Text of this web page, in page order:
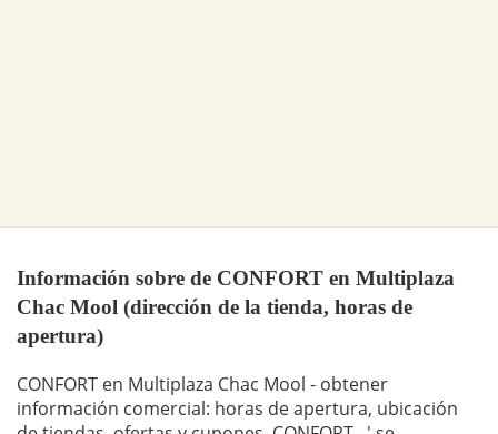
Información sobre de CONFORT en Multiplaza
Chac Mool (dirección de la tienda, horas de
apertura)
CONFORT en Multiplaza Chac Mool - obtener
información comercial: horas de apertura, ubicación